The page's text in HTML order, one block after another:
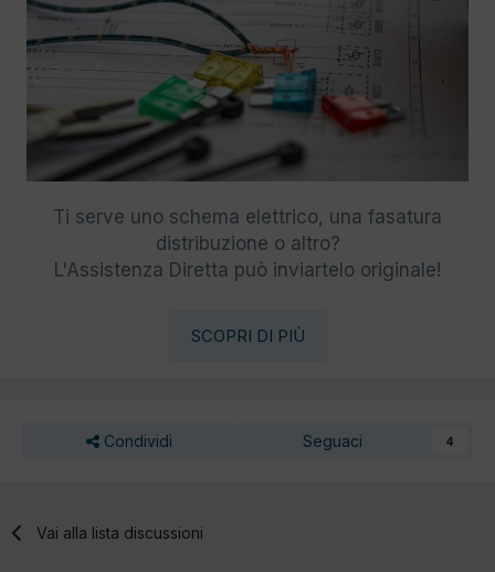
Ti serve uno schema elettrico, una fasatura
distribuzione o altro?
L'Assistenza Diretta può inviartelo originale!
SCOPRI DI PIÙ
Condividi Seguaci 4
Vai alla lista discussioni